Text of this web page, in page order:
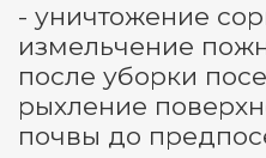
- уничтожение
измельчение
после уборки
рыхление
почвы до